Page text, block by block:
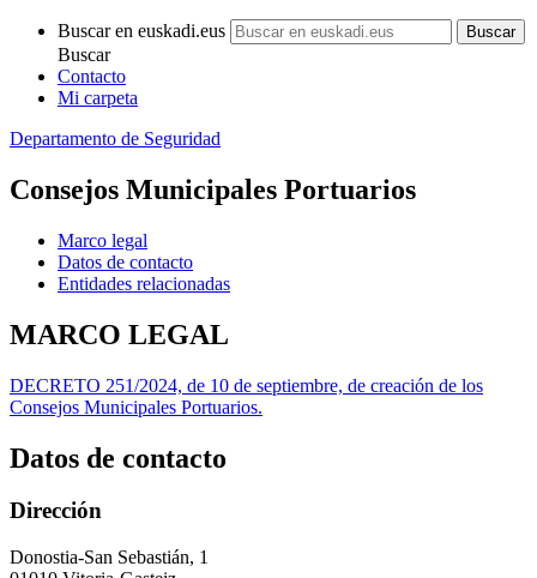
Buscar en euskadi.eus
Buscar
Contacto
Mi carpeta
Departamento de Seguridad
Consejos Municipales Portuarios
Marco legal
Datos de contacto
Entidades relacionadas
MARCO LEGAL
DECRETO 251/2024, de 10 de septiembre, de creación de los
Consejos Municipales Portuarios.
Datos de contacto
Dirección
Donostia-San Sebastián, 1